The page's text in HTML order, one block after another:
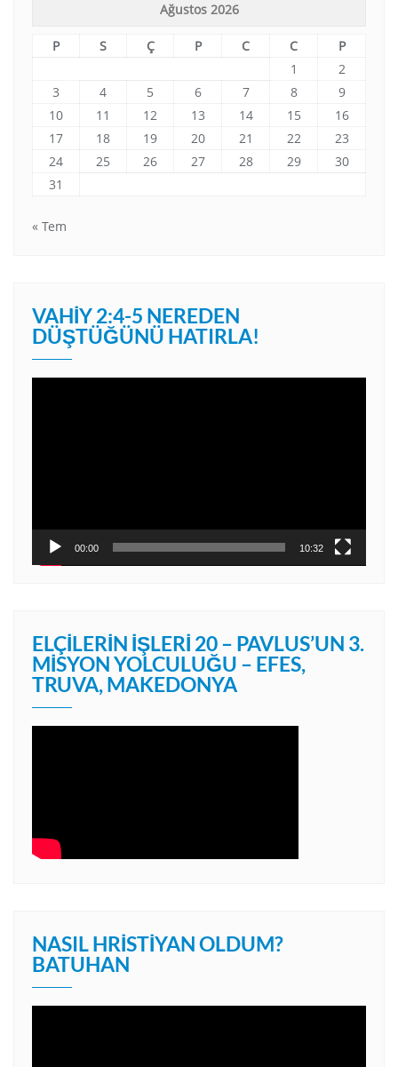
Ağustos 2026
P S Ç P C C
P
1
2
3
4 5 6 7 8
9
10
11 12 13 14 15
16
17
18 19 20 21 22
23
24
25 26 27 28 29
30
31
« Tem
VAHIY 2:4-5 NEREDEN
DÜŞTÜĞÜNÜ HATIRLA!
00:00 10:32
ELÇILERIN İŞLERI 20 – PAVLUS’UN 3.
MISYON YOLCULUĞU – EFES,
TRUVA, MAKEDONYA
NASIL HRISTIYAN OLDUM?
BATUHAN